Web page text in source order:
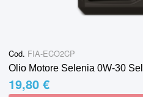
Cod. FIA-ECO2CP
Olio Motore Selenia 0W-30
19,80 €